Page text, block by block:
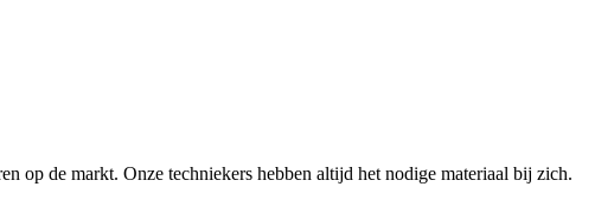
op de markt. Onze techniekers hebben altijd het nodige materiaal bij zich.